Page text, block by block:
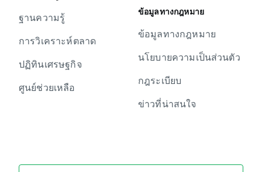
ฐานความรู้
การวิเคราะห์ตลาด
ปฏิทินเศรษฐกิจ
ศูนย์ช่วยเหลือ
ข้อมูลทางกฎหมาย
ข้อมูลทางกฎหมาย
นโยบายความเป็นส่วนตัว
กฎระเบียบ
ข่าวที่น่าสนใจ